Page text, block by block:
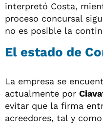
interpretó Costa,
proceso concursal
no es posible la
El estado de
La empresa se
actualmente por
evitar que la firma
acreedores, tal y